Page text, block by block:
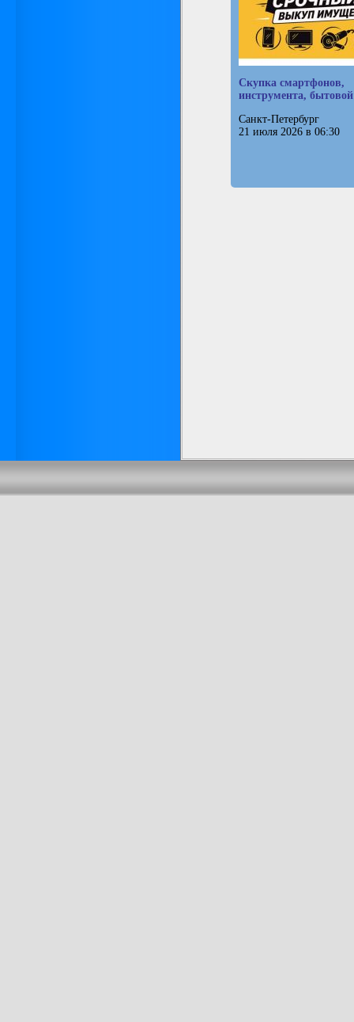
Скупка смартфонов,
инструмента,
Санкт-Петербург
21 июля 2026 в 06:30